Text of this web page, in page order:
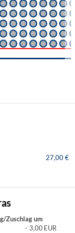
27,00 €
Zuschlag um
- 3,00EUR